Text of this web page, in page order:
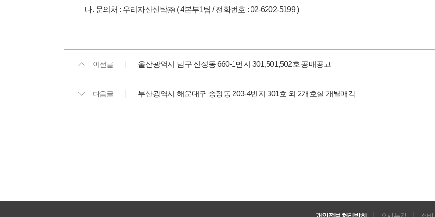
나. 문의처 : 우리자산신탁㈜ ( 4본부1팀 / 전화번호 : 02-6202-5199 )
이전글 울산광역시 남구 신정동 660-1번지 301,501,502호 공매공고
다음글 부산광역시 해운대구 송정동 203-4번지 301호 외 2개호실 개별매각